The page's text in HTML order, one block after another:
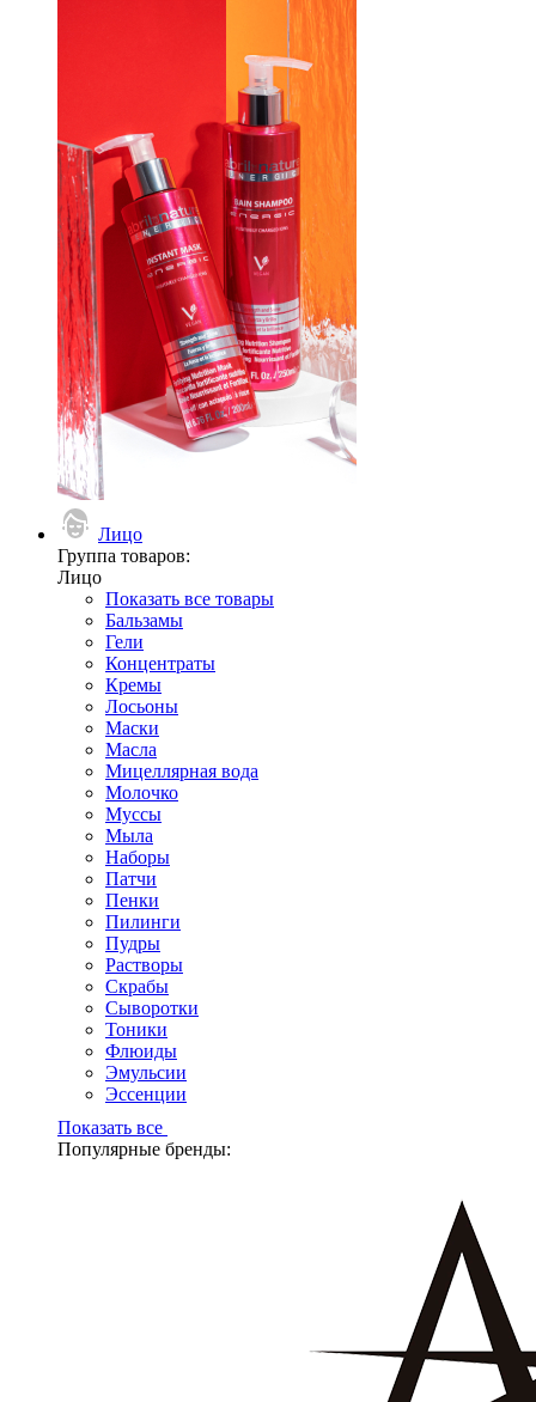
Лицо
Группа товаров:
Лицо
Показать все товары
Бальзамы
Гели
Концентраты
Кремы
Лосьоны
Маски
Масла
Мицеллярная вода
Молочко
Муссы
Мыла
Наборы
Патчи
Пенки
Пилинги
Пудры
Растворы
Скрабы
Сыворотки
Тоники
Флюиды
Эмульсии
Эссенции
Показать все
Популярные бренды: